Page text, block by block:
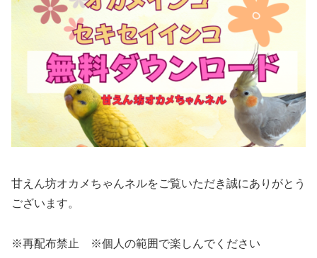
甘えん坊オカメちゃんネルをご覧いただき誠にありがとう
ございます。
※再配布禁止 ※個人の範囲で楽しんでください